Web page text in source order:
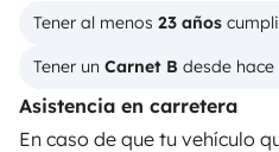
Tener al menos 23 años
Tener un Carnet B desde hace
Asistencia en carretera
En caso de que tu vehículo
Alquilar una autocaravana
Tus primeros pasos en
Las opiniones de nuestros